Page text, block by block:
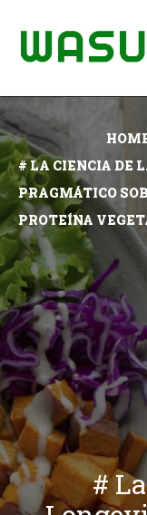
# LA CIENCIA DE
PRAGMÁTICO
PROTEÍNA
#